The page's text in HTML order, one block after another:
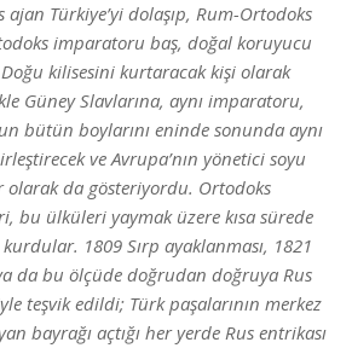
Türkiye’yi dolaşıp, Rum-Ortodoks
imparatoru baş, doğal koruyucu
Doğu kilisesini kurtaracak kişi olarak
Güney Slavlarına, aynı imparatoru,
bütün boylarını eninde sonunda aynı
ve Avrupa’nın yönetici soyu
olarak da gösteriyordu. Ortodoks
bu ülküleri yaymak üzere kısa sürede
1809 Sırp ayaklanması, 1821
da bu ölçüde doğrudan doğruya Rus
teşvik edildi; Türk paşalarının merkez
bayrağı açtığı her yerde Rus entrikası